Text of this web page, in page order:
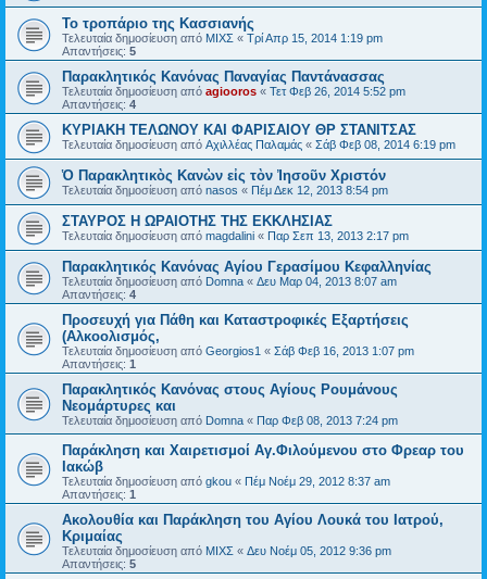
Το τροπάριο της Κασσιανής
Τελευταία δημοσίευση από ΜΙΧΣ « Τρί Απρ 15, 2014 1:19 pm
Απαντήσεις: 5
Παρακλητικός Κανόνας Παναγίας Παντάνασσας
Τελευταία δημοσίευση από agiooros « Τετ Φεβ 26, 2014 5:52 pm
Απαντήσεις: 4
ΚΥΡΙΑΚΗ ΤΕΛΩΝΟΥ ΚΑΙ ΦΑΡΙΣΑΙΟΥ ΘΡ ΣΤΑΝΙΤΣΑΣ
Τελευταία δημοσίευση από Αχιλλέας Παλαμάς « Σάβ Φεβ 08, 2014 6:19 pm
Ὁ Παρακλητικὸς Κανὼν εἰς τὸν Ἰησοῦν Χριστόν
Τελευταία δημοσίευση από nasos « Πέμ Δεκ 12, 2013 8:54 pm
ΣΤΑΥΡΟΣ Η ΩΡΑΙΟΤΗΣ ΤΗΣ ΕΚΚΛΗΣΙΑΣ
Τελευταία δημοσίευση από magdalini « Παρ Σεπ 13, 2013 2:17 pm
Παρακλητικός Κανόνας Αγίου Γερασίμου Κεφαλληνίας
Τελευταία δημοσίευση από Domna « Δευ Μαρ 04, 2013 8:07 am
Απαντήσεις: 4
Προσευχή για Πάθη και Καταστροφικές Εξαρτήσεις
(Αλκοολισμός,
Τελευταία δημοσίευση από Georgios1 « Σάβ Φεβ 16, 2013 1:07 pm
Απαντήσεις: 1
Παρακλητικός Κανόνας στους Αγίους Ρουμάνους
Νεομάρτυρες και
Τελευταία δημοσίευση από Domna « Παρ Φεβ 08, 2013 7:24 pm
Παράκληση και Χαιρετισμοί Αγ.Φιλούμενου στο Φρεαρ του
Ιακώβ
Τελευταία δημοσίευση από gkou « Πέμ Νοέμ 29, 2012 8:37 am
Απαντήσεις: 1
Ακολουθία και Παράκληση του Αγίου Λουκά του Ιατρού,
Κριμαίας
Τελευταία δημοσίευση από ΜΙΧΣ « Δευ Νοέμ 05, 2012 9:36 pm
Απαντήσεις: 5